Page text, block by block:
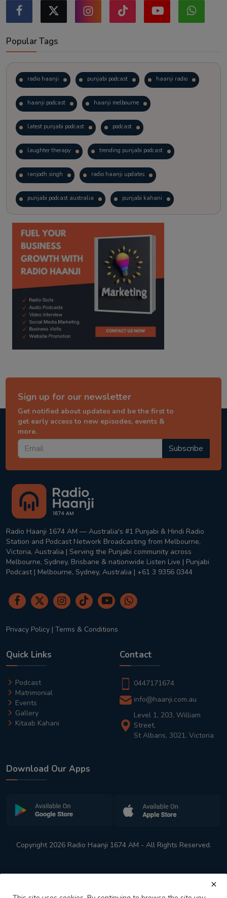
Popular Tags
radio haanji punjabi podcast haanji radio
haanji podcast haanji melbourne
latest punjabi podcast podcast
laughter therapy trending punjabi podcast
ranjodh singh radio haanji updates
punjabi podcast australia punjabi kahani
kitaab kahani punjabi story
Sign up for our newsletter
Get notified about updates and be the first to
get early access to new episodes, events &
more.
Subscribe
Radio Haanji 1674 AM — Australia's #1 Punjabi & Hindi Radio
Station and Podcast Network Broadcasting from Melbourne,
Victoria, Australia | Serving the Punjabi community across
Melbourne, Sydney, Brisbane & nationwide Listen Live | Punjabi
Podcast | Melbourne, Sydney, Australia | +61 3 9356 0344
Privacy Policy | Terms & Conditions
Quick Links
Podcast
Matrimonial
Events
Gallery
Kitaab Kahani
Contact
0447171674
info@haanji.com.au
Level 1, 203, William
Street,
St Albans, 3021, Victoria
Download Our Apps
Copyright 2026 Radio Haanji 1674 AM - All Rights Reserved.